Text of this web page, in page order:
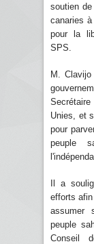
soutien
canaries
pour la
SPS.
M.
Unies, et
pour
peuple
Il a
efforts
assumer
peuple
Conseil